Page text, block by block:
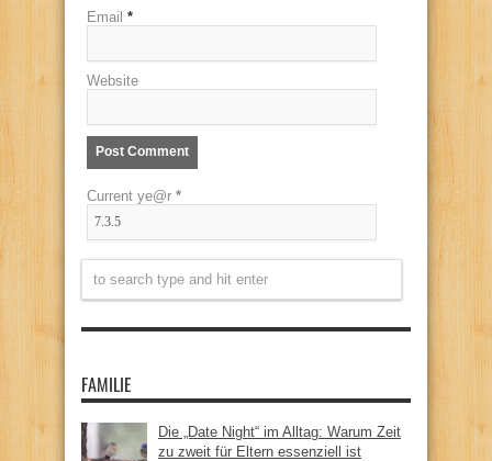
Email *
Website
Current ye@r *
FAMILIE
Die „Date Night“ im Alltag: Warum Zeit
zu zweit für Eltern essenziell ist